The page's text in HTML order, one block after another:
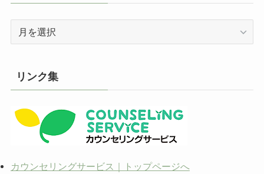
イ
リンク集
カウンセリングサービス｜トップページへ